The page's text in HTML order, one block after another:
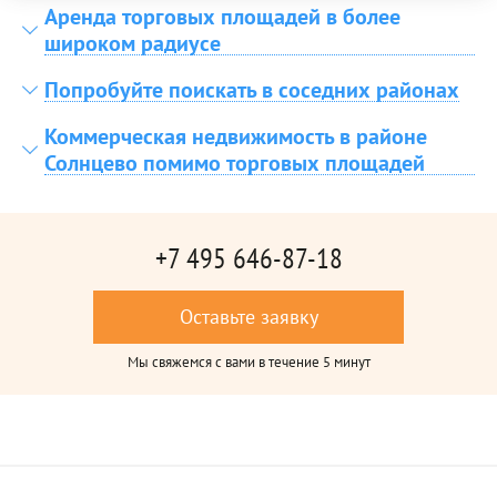
Аренда торговых площадей в более
широком радиусе
Попробуйте поискать в соседних районах
Коммерческая недвижимость в районе
Солнцево помимо торговых площадей
+7 495 646-87-18
Оставьте заявку
Мы свяжемся с вами в течение 5 минут